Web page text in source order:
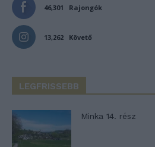
46,301 Rajongók
13,262 Követő
LEGFRISSEBB
Minka 14. rész